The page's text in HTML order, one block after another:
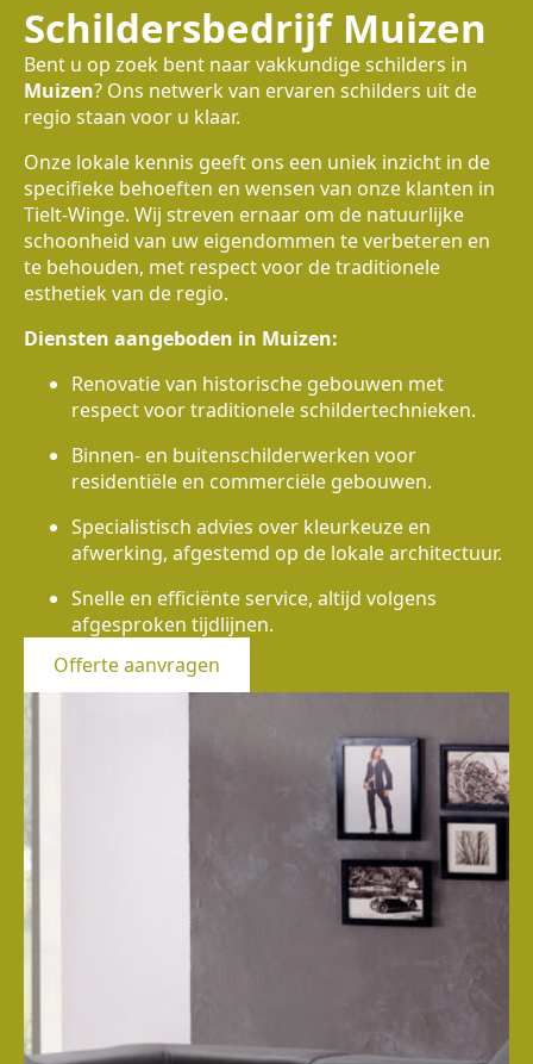
Schildersbedrijf Muizen
Bent u op zoek bent naar vakkundige schilders in
Muizen? Ons netwerk van ervaren schilders uit de
regio staan voor u klaar.
Onze lokale kennis geeft ons een uniek inzicht in de
specifieke behoeften en wensen van onze klanten in
Tielt-Winge. Wij streven ernaar om de natuurlijke
schoonheid van uw eigendommen te verbeteren en
te behouden, met respect voor de traditionele
esthetiek van de regio.
Diensten aangeboden in Muizen:
Renovatie van historische gebouwen met
respect voor traditionele schildertechnieken.
Binnen- en buitenschilderwerken voor
residentiële en commerciële gebouwen.
Specialistisch advies over kleurkeuze en
afwerking, afgestemd op de lokale architectuur.
Snelle en efficiënte service, altijd volgens
afgesproken tijdlijnen.
Offerte aanvragen